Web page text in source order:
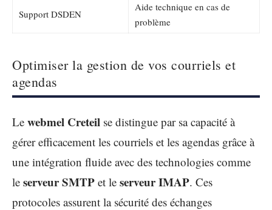
Support DSDEN
Aide technique en cas de
problème
Optimiser la gestion de vos courriels et
agendas
Le webmel Creteil se distingue par sa capacité à
gérer efficacement les courriels et les agendas grâce à
une intégration fluide avec des technologies comme
le serveur SMTP et le serveur IMAP. Ces
protocoles assurent la sécurité des échanges